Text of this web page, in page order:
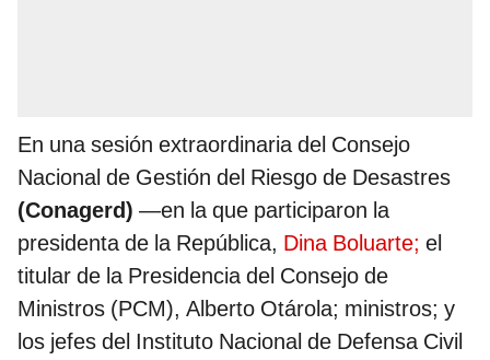
En una sesión extraordinaria del Consejo
Nacional de Gestión del Riesgo de Desastres
(Conagerd) —en la que participaron la
presidenta de la República, Dina Boluarte; el
titular de la Presidencia del Consejo de
Ministros (PCM), Alberto Otárola; ministros; y
los jefes del Instituto Nacional de Defensa Civil